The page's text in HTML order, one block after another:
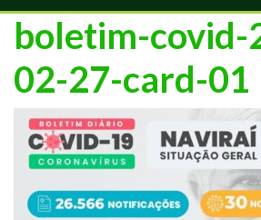
boletim-covid-
02-27-card-01